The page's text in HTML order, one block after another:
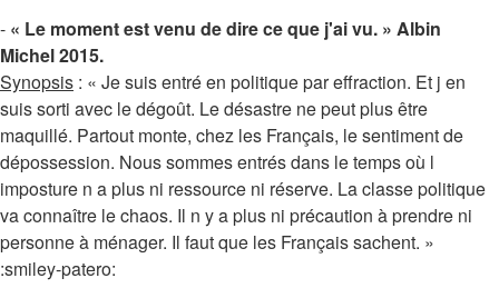
- « Le moment est venu de dire ce que j'ai vu. » Albin
Michel 2015.
Synopsis : « Je suis entré en politique par effraction. Et j en
suis sorti avec le dégoût. Le désastre ne peut plus être
maquillé. Partout monte, chez les Français, le sentiment de
dépossession. Nous sommes entrés dans le temps où l
imposture n a plus ni ressource ni réserve. La classe politique
va connaître le chaos. Il n y a plus ni précaution à prendre ni
personne à ménager. Il faut que les Français sachent. »
:smiley-patero: